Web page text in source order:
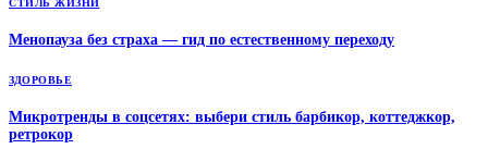
СТИЛЬ ЖИЗНИ
Менопауза без страха — гид по естественному переходу
ЗДОРОВЬЕ
Микротренды в соцсетях: выбери стиль барбикор, коттеджкор,
ретрокор